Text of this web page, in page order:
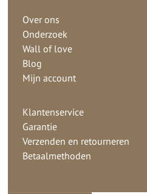
Over ons
Onderzoek
Wall of love
Blog
Mijn account
Klantenservice
Garantie
Verzenden en retourneren
Betaalmethoden